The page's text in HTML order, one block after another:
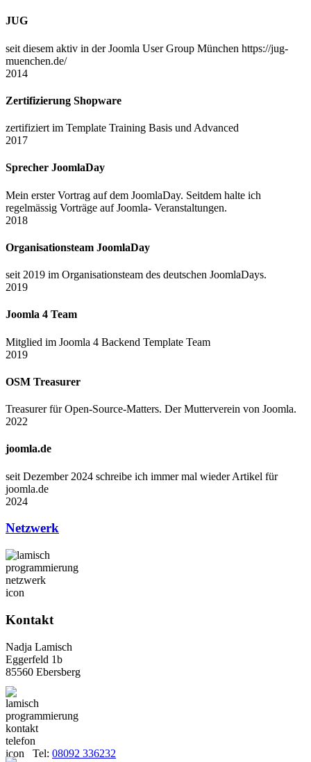
JUG
seit diesem aktiv in der Joomla User Group München https://jug-
muenchen.de/
2014
Zertifizierung Shopware
zertifiziert im Template Training Basis und Advanced
2017
Sprecher JoomlaDay
Mein erster Vortrag auf dem JoomlaDay. Seitdem halte ich
regelmässig Vorträge auf Joomla- Veranstaltungen.
2018
Organisationsteam JoomlaDay
seit 2019 im Organisationsteam des deutschen JoomlaDays.
2019
Joomla 4 Team
Mitglied im Joomla 4 Backend Template Team
2019
OSM Treasurer
Treasurer für Open-Source-Matters. Der Mutterverein von Joomla.
2022
joomla.de
seit Dezember 2024 schreibe ich immer mal wieder Artikel für
joomla.de
2024
Netzwerk
Kontakt
Nadja Lamisch
Eggerfeld 1b
85560 Ebersberg
Tel: 08092 336232